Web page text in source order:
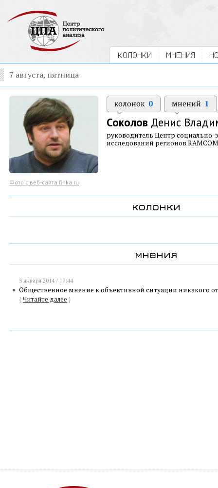
КОЛОНКИ МНЕНИЯ
7 августа, пятница
колонок 0 мнений 1
Соколов Денис
руководитель Центр
исследований регионов RAMCOM
Фото с веб-сайта flnka.ru
колонки
мнения
3 января 2014 / 17:44
Общественное мнение к объективной ситуации никакого
{ Читайте далее }